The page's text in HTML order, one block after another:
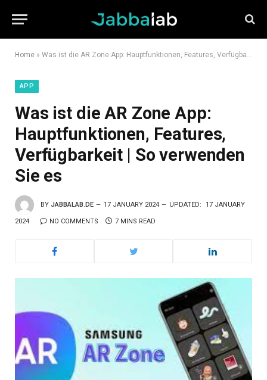
Home » Was ist die AR Zone App: Hauptfunktionen, Features, Verfügbarkeit | So verwenden Sie es
APP
Was ist die AR Zone App:
Hauptfunktionen, Features,
Verfügbarkeit | So verwenden
Sie es
BY JABBALAB.DE 17 JANUARY 2024 UPDATED: 17 JANUARY
2024 NO COMMENTS 7 MINS READ